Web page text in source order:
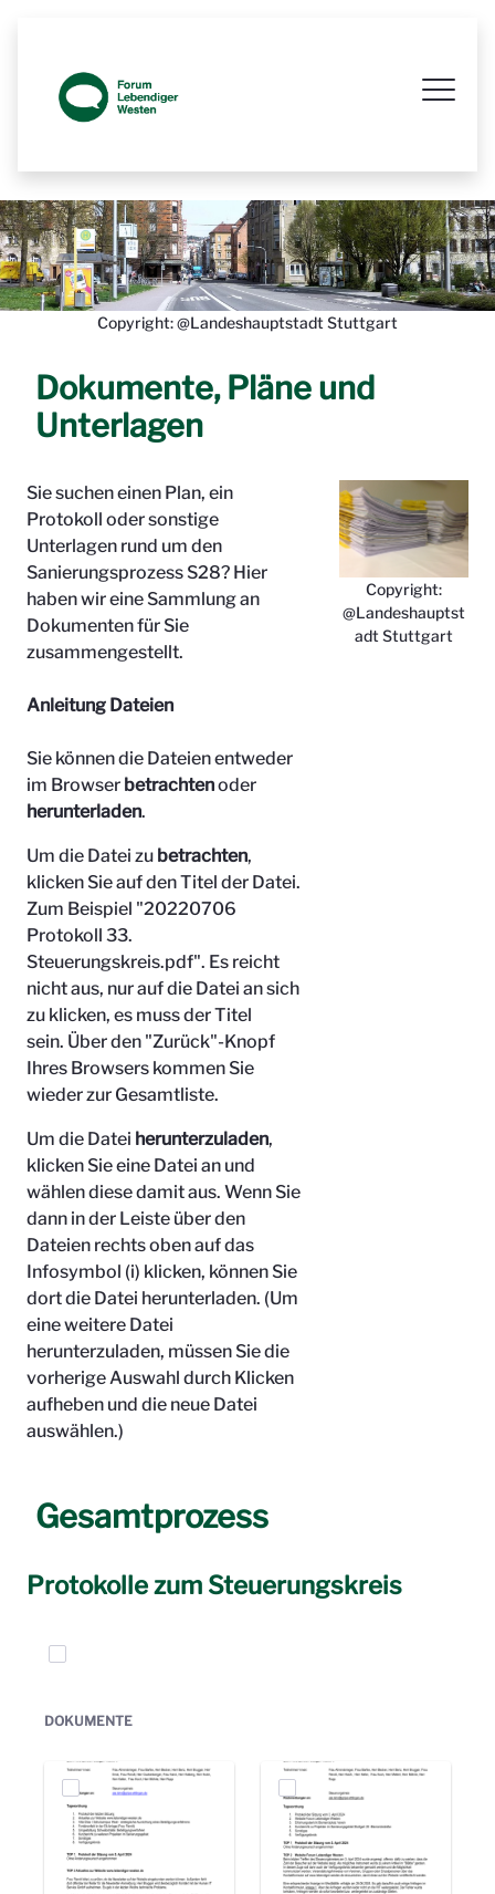
Copyright: @Landeshauptstadt Stuttgart
Dokumente, Pläne und
Unterlagen
Sie suchen einen Plan, ein
Protokoll oder sonstige
Unterlagen rund um den
Sanierungsprozess S28? Hier
haben wir eine Sammlung an
Dokumenten für Sie
zusammengestellt.
Anleitung Dateien
Sie können die Dateien entweder
im Browser betrachtenoder
herunterladen.
Um die Datei zu betrachten,
klicken Sie auf den Titel der Datei.
Zum Beispiel "20220706
Protokoll 33.
Steuerungskreis.pdf". Es reicht
nicht aus, nur auf die Datei an sich
zu klicken, es muss der Titel
sein. Über den "Zurück"-Knopf
Ihres Browsers kommen Sie
wieder zur Gesamtliste.
Um die Datei herunterzuladen,
klicken Sie eine Datei an und
wählen diese damit aus. Wenn Sie
dann in der Leiste über den
Dateien rechts oben auf das
Infosymbol (i) klicken, können Sie
dort die Datei herunterladen. (Um
eine weitere Datei
herunterzuladen, müssen Sie die
vorherige Auswahl durch Klicken
aufheben und die neue Datei
auswählen.)
Copyright:
@Landeshauptst
adt Stuttgart
Gesamtprozess
Protokolle zum Steuerungskreis
Elemente auswählen
DOKUMENTE